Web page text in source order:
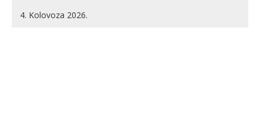
4. Kolovoza 2026.